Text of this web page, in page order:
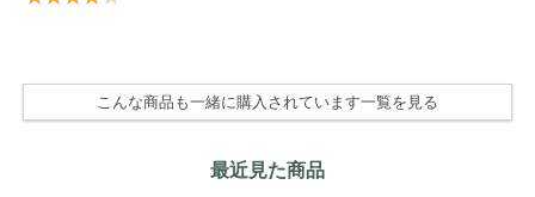
こんな商品も一緒に購入されています一覧を見る
最近見た商品